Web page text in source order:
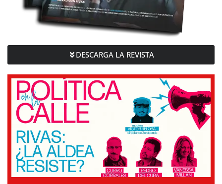
DESCARGA LA REVISTA